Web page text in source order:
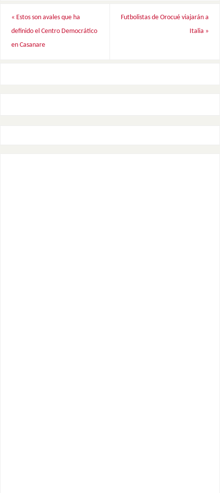
« Estos son avales que ha
definido el Centro Democrático
en Casanare
Futbolistas de Orocué viajarán a
Italia »